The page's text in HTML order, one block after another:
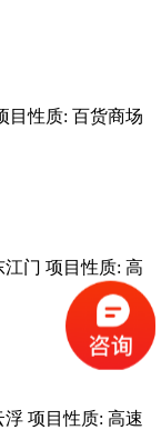
目性质: 百货商场
门 项目性质: 高
项目性质: 高速